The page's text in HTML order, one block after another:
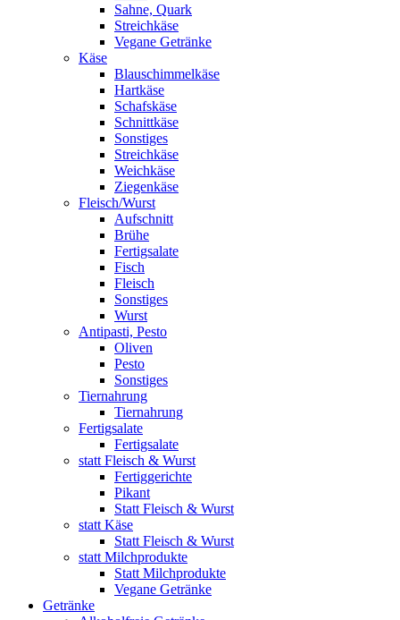
Sahne, Quark
Streichkäse
Vegane Getränke
Käse
Blauschimmelkäse
Hartkäse
Schafskäse
Schnittkäse
Sonstiges
Streichkäse
Weichkäse
Ziegenkäse
Fleisch/Wurst
Aufschnitt
Brühe
Fertigsalate
Fisch
Fleisch
Sonstiges
Wurst
Antipasti, Pesto
Oliven
Pesto
Sonstiges
Tiernahrung
Tiernahrung
Fertigsalate
Fertigsalate
statt Fleisch & Wurst
Fertiggerichte
Pikant
Statt Fleisch & Wurst
statt Käse
Statt Fleisch & Wurst
statt Milchprodukte
Statt Milchprodukte
Vegane Getränke
Getränke